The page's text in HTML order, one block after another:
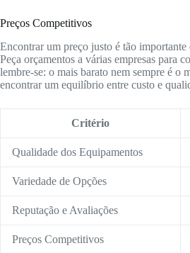
Preços Competitivos
Encontrar um preço justo é tão importante
Peça orçamentos a várias empresas para
lembre-se: o mais barato nem sempre é o
encontrar um equilíbrio entre custo e
Critério
Qualidade dos Equipamentos
Variedade de Opções
Reputação e Avaliações
Preços Competitivos